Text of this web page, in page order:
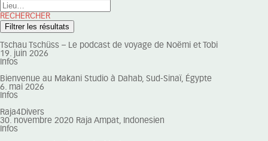
RECHERCHER
Tschau Tschüss – Le podcast de voyage de Noëmi et Tobi
19. juin 2026
Infos
Bienvenue au Makani Studio à Dahab, Sud-Sinaï, Égypte
6. mai 2026
Infos
Raja4Divers
30. novembre 2020 Raja Ampat, Indonesien
Infos